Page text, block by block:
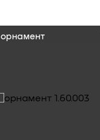
орнамент